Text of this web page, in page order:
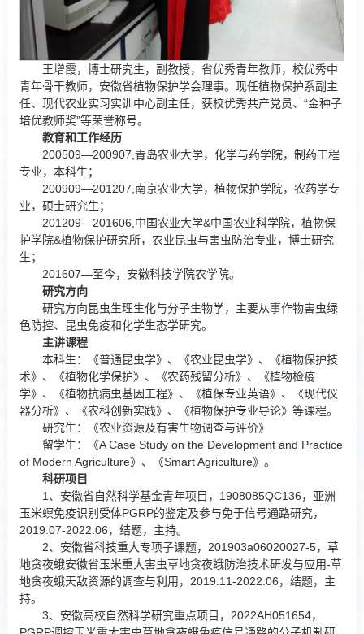
王增霞，博士研究生，副教授，省优秀青年教师，校优秀中
青年骨干教师，安徽省植物保护学会理事。现任植物保护系副主
任、现代农业实习实训中心副主任，获校优秀共产党员、“金种子
培优教师奖”等荣誉称号。
教育和工作经历
200509—200907,青岛农业大学，化学与药学院，制药工程
专业，本科生；
200909—201207,南京农业大学，植物保护学院，农药学专
业，硕士研究生；
201209—201606,中国农业大学&中国农业科学院，植物保
护学院&植物保护研究所，农业昆虫与害虫防治专业，博士研究
生；
201607—至今，安徽科技学院农学院。
研究方向
研究方向昆虫生理生化与分子生物学，主要从事作物害虫绿
色防控、昆虫免疫和化学生态学研究。
主讲课程
本科生：《普通昆虫学》、《农业昆虫学》、《植物保护技
术》、《植物化学保护》、《农药残留分析》、《植物检疫
学》、《植物抗病虫基因工程》、《植保专业英语》、《现代仪
器分析》、《农科创新实践》、《植物保护专业导论》等课程。
研究生：《农业资源及有害生物调查与评价》
留学生：《A Case Study on the Development and Practice
of Modern Agriculture》、《Smart Agriculture》。
科研项目
1、安徽省自然科学基金青年项目，1908085QC136，亚洲
玉米螟免疫识别受体PGRP的鉴定及参与免于信号通路研究，
2019.07-2022.06，结题，主持。
2、安徽省科技重大专项子课题，201903a06020027-5，草
地贪夜蛾安徽省玉米重大害虫草地贪夜蛾防治技术研发与应用-草
地贪夜蛾天敌资源的调查与利用，2019.11-2022.06，结题，主
持。
3、安徽高校自然科学研究重点项目，2022AH051654，